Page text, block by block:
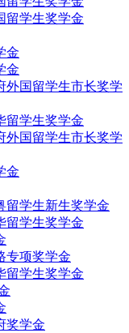
留学生奖学金
金
金
外国留学生市长奖学
留学生奖学金
外国留学生市长奖学
金
留学生新生奖学金
留学生奖学金
专项奖学金
留学生奖学金
奖学金